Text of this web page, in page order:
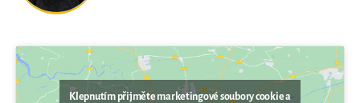
Klepnutím přijměte marketingové soubory cookie a